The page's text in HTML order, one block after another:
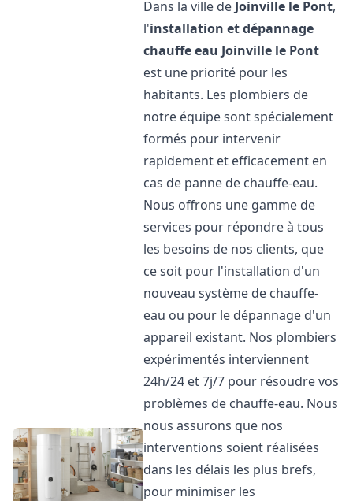
Dans la ville de Joinville le Pont,
l'installation et dépannage
chauffe eau Joinville le Pont
est une priorité pour les
habitants. Les plombiers de
notre équipe sont spécialement
formés pour intervenir
rapidement et efficacement en
cas de panne de chauffe-eau.
Nous offrons une gamme de
services pour répondre à tous
les besoins de nos clients, que
ce soit pour l'installation d'un
nouveau système de chauffe-
eau ou pour le dépannage d'un
appareil existant. Nos plombiers
expérimentés interviennent
24h/24 et 7j/7 pour résoudre vos
problèmes de chauffe-eau. Nous
nous assurons que nos
interventions soient réalisées
dans les délais les plus brefs,
pour minimiser les